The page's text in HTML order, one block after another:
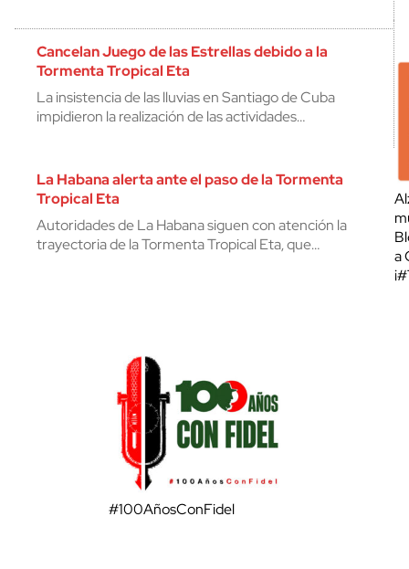
Cancelan Juego de las Estrellas debido a la
Tormenta Tropical Eta
La insistencia de las lluvias en Santiago de Cuba
impidieron la realización de las actividades…
La Habana alerta ante el paso de la Tormenta
Tropical Eta
Autoridades de La Habana siguen con atención la
trayectoria de la Tormenta Tropical Eta, que…
a
#100AñosConFidel